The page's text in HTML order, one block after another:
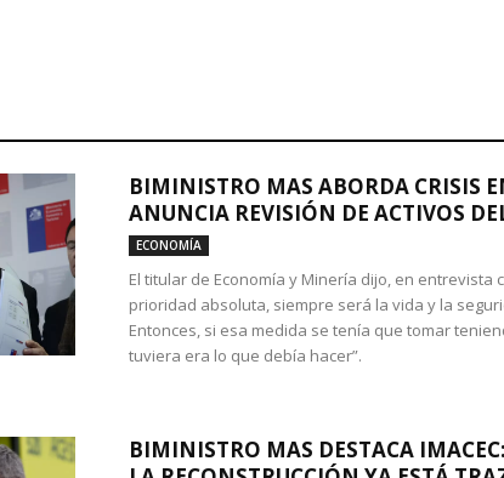
BIMINISTRO MAS ABORDA CRISIS
ANUNCIA REVISIÓN DE ACTIVOS
ECONOMÍA
El titular de Economía y Minería dijo, en entrevista
prioridad absoluta, siempre será la vida y la
Entonces, si esa medida se tenía que tomar
tuviera era lo que debía hacer”.
BIMINISTRO MAS DESTACA